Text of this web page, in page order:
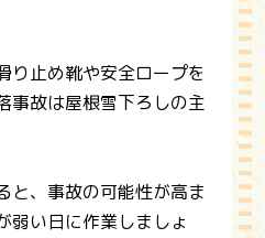
り止め靴や安全ロープを
事故は屋根雪下ろしの主
と、事故の可能性が高ま
弱い日に作業しましょ